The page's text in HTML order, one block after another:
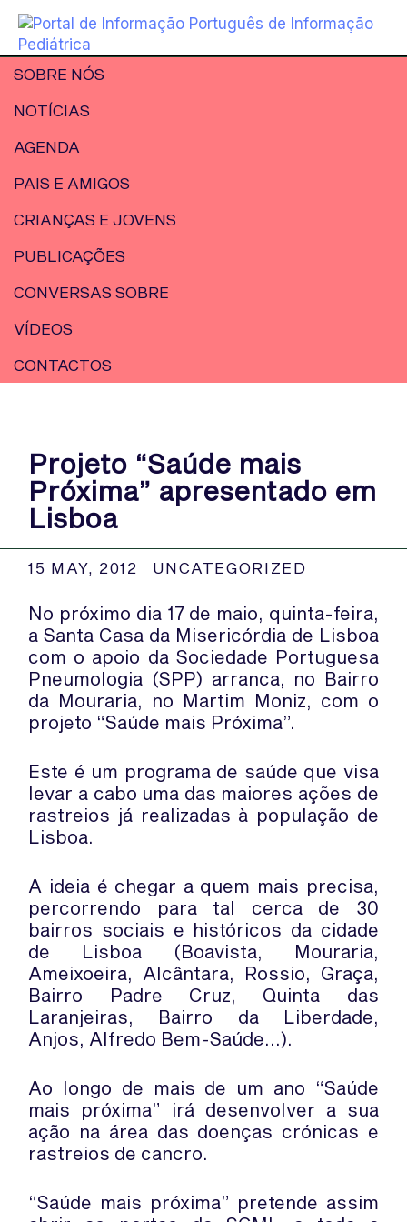
SOBRE NÓS
NOTÍCIAS
AGENDA
PAIS E AMIGOS
CRIANÇAS E JOVENS
PUBLICAÇÕES
CONVERSAS SOBRE
VÍDEOS
CONTACTOS
Projeto “Saúde mais
Próxima” apresentado em
Lisboa
15 MAY, 2012 UNCATEGORIZED
No próximo dia 17 de maio, quinta-feira,
a Santa Casa da Misericórdia de Lisboa
com o apoio da Sociedade Portuguesa
Pneumologia (SPP) arranca, no Bairro
da Mouraria, no Martim Moniz, com o
projeto “Saúde mais Próxima”.
Este é um programa de saúde que visa
levar a cabo uma das maiores ações de
rastreios já realizadas à população de
Lisboa.
A ideia é chegar a quem mais precisa,
percorrendo para tal cerca de 30
bairros sociais e históricos da cidade
de Lisboa (Boavista, Mouraria,
Ameixoeira, Alcântara, Rossio, Graça,
Bairro Padre Cruz, Quinta das
Laranjeiras, Bairro da Liberdade,
Anjos, Alfredo Bem-Saúde…).
Ao longo de mais de um ano “Saúde
mais próxima” irá desenvolver a sua
ação na área das doenças crónicas e
rastreios de cancro.
“Saúde mais próxima” pretende assim